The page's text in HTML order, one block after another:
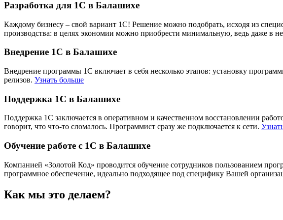
Разработка для 1С в Балашихе
Каждому бизнесу – свой вариант 1С! Решение можно подобрать, исходя из
производства: в целях экономии можно приобрести минимальную, ведь даже в
Внедрение 1С в Балашихе
Внедрение программы 1С включает в себя несколько этапов: установку
релизов. Узнать больше
Поддержка 1С в Балашихе
Поддержка 1С заключается в оперативном и качественном восстановлении
говорит, что что-то сломалось. Программист сразу же подключается к сети.
Обучение работе с 1С в Балашихе
Компанией «Золотой Код» проводится обучение сотрудников пользованием
программное обеспечение, идеально подходящее под специфику Вашей
Как мы это делаем?